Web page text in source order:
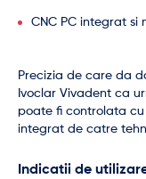
CNC PC integrat si
Precizia de care da
Ivoclar Vivadent ca
poate fi controlata
integrat de catre
Indicatii de